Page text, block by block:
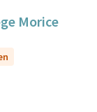
Morice